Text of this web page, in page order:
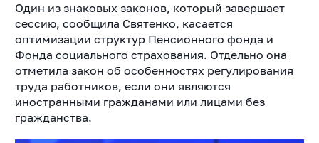
Один из знаковых законов, который завершает
сессию, сообщила Святенко, касается
оптимизации структур Пенсионного фонда и
Фонда социального страхования. Отдельно она
отметила закон об особенностях регулирования
труда работников, если они являются
иностранными гражданами или лицами без
гражданства.